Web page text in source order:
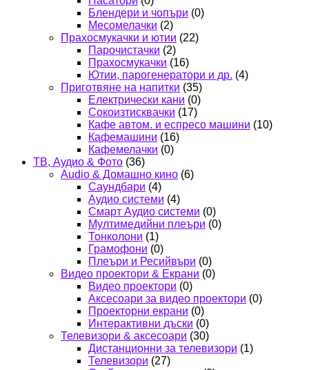
Блендери и чопъри (0)
Месомелачки (2)
Прахосмукачки и ютии (22)
Парочистачки (2)
Прахосмукачки (16)
Ютии, парогенератори и др. (4)
Приготвяне на напитки (35)
Електрически кани (0)
Сокоизтисквачки (17)
Кафе автом. и еспресо машини (10)
Кафемашини (16)
Кафемелачки (0)
ТВ, Аудио & Фото (36)
Audio & Домашно кино (6)
Саундбари (4)
Аудио системи (4)
Смарт Аудио системи (0)
Мултимедийни плеъри (0)
Тонколони (1)
Грамофони (0)
Плеъри и Ресийвъри (0)
Видео проектори & Екрани (0)
Видео проектори (0)
Аксесоари за видео проектори (0)
Проекторни екрани (0)
Интерактивни дъски (0)
Телевизори & аксесоари (30)
Дистанционни за телевизори (1)
Телевизори (27)